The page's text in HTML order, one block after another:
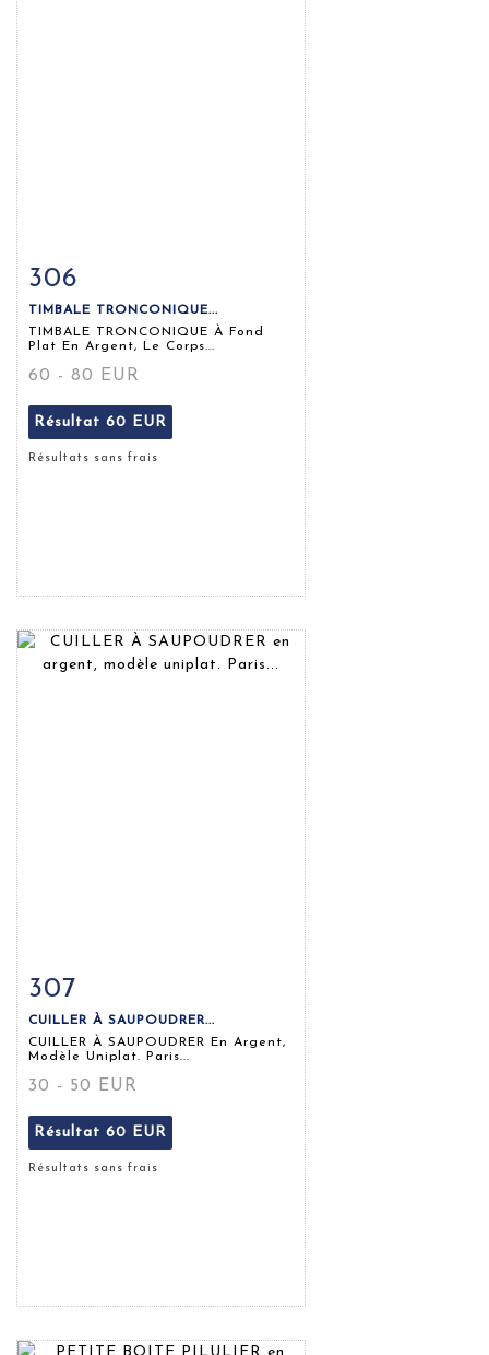
Fiche détaillée
306
TIMBALE TRONCONIQUE...
TIMBALE TRONCONIQUE À Fond
Plat En Argent, Le Corps...
60 - 80 EUR
Résultat 60 EUR
Résultats sans frais
Fiche détaillée
307
CUILLER À SAUPOUDRER...
CUILLER À SAUPOUDRER En Argent,
Modèle Uniplat. Paris...
30 - 50 EUR
Résultat 60 EUR
Résultats sans frais